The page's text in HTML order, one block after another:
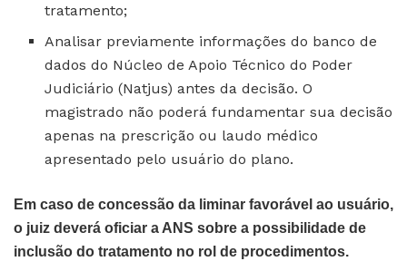
tratamento;
Analisar previamente informações do banco de
dados do Núcleo de Apoio Técnico do Poder
Judiciário (Natjus) antes da decisão. O
magistrado não poderá fundamentar sua decisão
apenas na prescrição ou laudo médico
apresentado pelo usuário do plano.
Em caso de concessão da liminar favorável ao usuário,
o juiz deverá oficiar a ANS sobre a possibilidade de
inclusão do tratamento no rol de procedimentos.